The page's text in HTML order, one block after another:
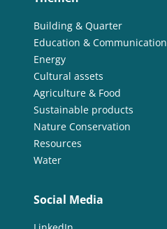
Building & Quarter
Education & Communication
Energy
Cultural assets
Agriculture & Food
Sustainable products
Nature Conservation
Resources
Water
Social Media